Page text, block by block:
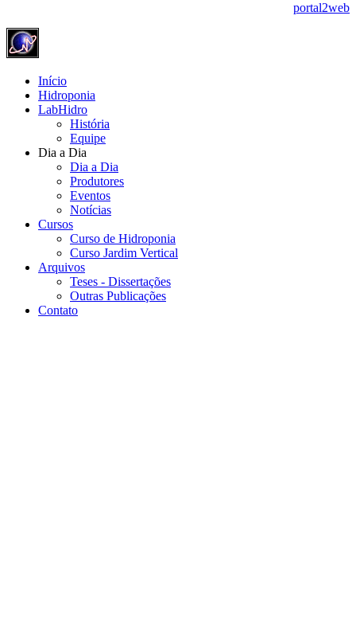
portal2web
Início
Hidroponia
LabHidro
História
Equipe
Dia a Dia
Dia a Dia
Produtores
Eventos
Notícias
Cursos
Curso de Hidroponia
Curso Jardim Vertical
Arquivos
Teses - Dissertações
Outras Publicações
Contato